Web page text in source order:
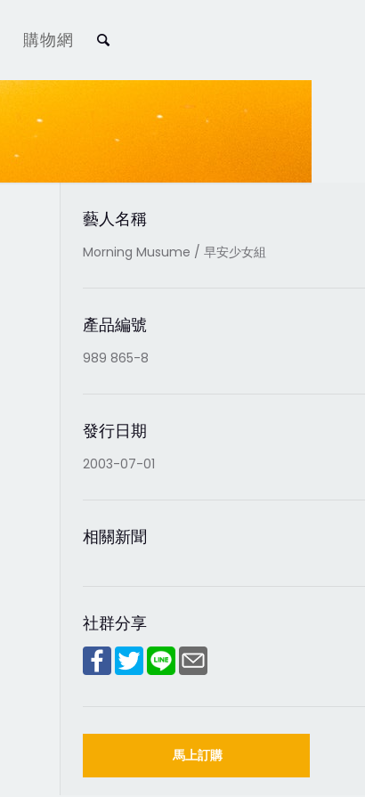
購物網
藝人名稱
Morning Musume / 早安少女組
產品編號
989 865-8
發行日期
2003-07-01
相關新聞
社群分享
馬上訂購